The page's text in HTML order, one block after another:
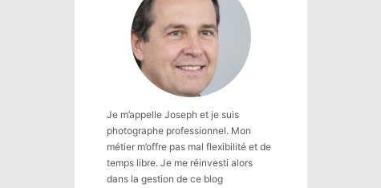
Je m’appelle Joseph et je suis
photographe professionnel. Mon
métier m’offre pas mal flexibilité et de
temps libre. Je me réinvesti alors
dans la gestion de ce blog